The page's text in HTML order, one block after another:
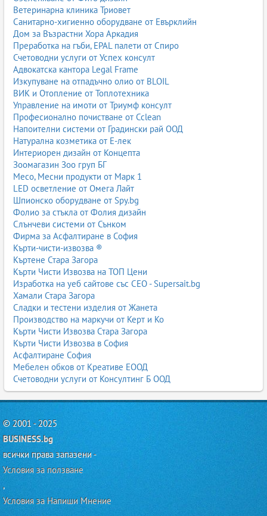
Ветеринарна клиника Триовет
Санитарно-хигиенно оборудване от Евърклийн
Дом за Възрастни Хора Аркадия
Преработка на гъби, EPAL палети от Спиро
Счетоводни услуги от Успех консулт
Адвокатска кантора Legal Frame
Изкупуване на отпадъчно олио от BLOIL
ВИК и Отопление от Топлотехника
Управление на имоти от Триумф консулт
Професионално почистване от Cclean
Напоителни системи от Градински рай ООД
Натурална козметика от Е-лек
Интериорен дизайн от Концепта
Зоомагазин Зоо груп БГ
Месо, Месни продукти от Марк 1
LED осветление от Омега Лайт
Шпионско оборудване от Spy.bg
Фолио за стъкла от Фолия дизайн
Слънчеви системи от Сънком
Фирма за Асфалтиране в София
Кърти-чисти-извозва ®
Къртене Стара Загора
Кърти Чисти Извозва на ТОП Цени
Изработка на уеб сайтове със СЕО - Supersait.bg
Хамали Стара Загора
Сладки и тестени изделия от Жанета
Производство на маркучи от Керт и Ко
Кърти Чисти Извозва Стара Загора
Кърти Чисти Извозва в София
Асфалтиране София
Мебелен обков от Креативе ЕООД
Счетоводни услуги от Консултинг Б ООД
© 2001 - 2025
BUSINESS.bg
всички права запазени -
Условия за ползване
,
Условия за Напиши Мнение